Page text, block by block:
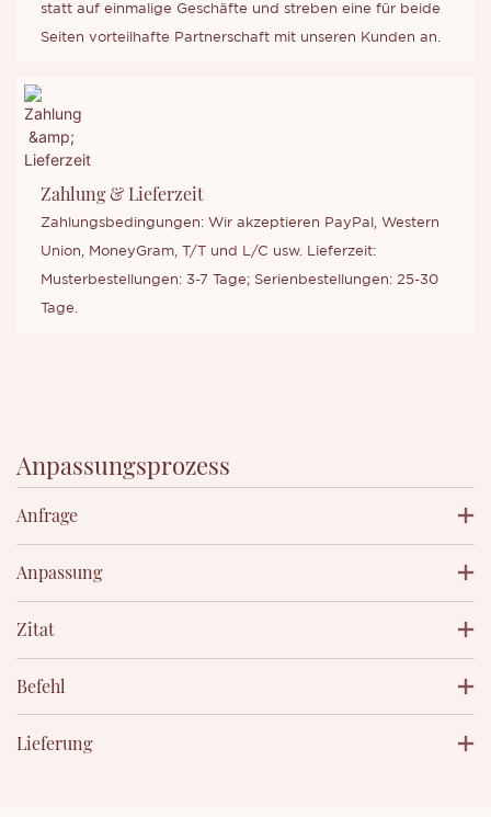
statt auf einmalige Geschäfte und streben eine für beide
Seiten vorteilhafte Partnerschaft mit unseren Kunden an.
Zahlung & Lieferzeit
Zahlungsbedingungen: Wir akzeptieren PayPal, Western
Union, MoneyGram, T/T und L/C usw. Lieferzeit:
Musterbestellungen: 3-7 Tage; Serienbestellungen: 25-30
Tage.
Anpassungsprozess
Anfrage
Anpassung
Zitat
Befehl
Lieferung